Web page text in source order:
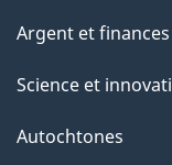
Argent et finances
Science et
Autochtones